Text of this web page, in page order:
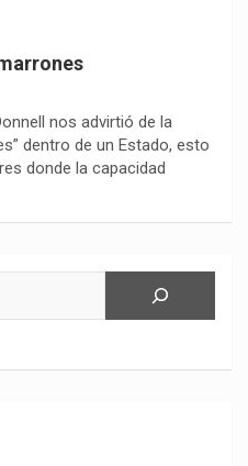
nos advirtió de la
dentro de un Estado, esto
donde la capacidad